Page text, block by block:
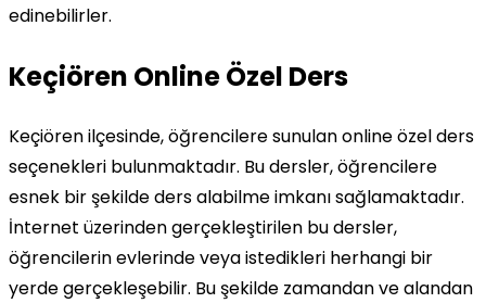
edinebilirler.
Keçiören Online Özel Ders
Keçiören ilçesinde, öğrencilere sunulan online özel ders
seçenekleri bulunmaktadır. Bu dersler, öğrencilere
esnek bir şekilde ders alabilme imkanı sağlamaktadır.
İnternet üzerinden gerçekleştirilen bu dersler,
öğrencilerin evlerinde veya istedikleri herhangi bir
yerde gerçekleşebilir. Bu şekilde zamandan ve alandan